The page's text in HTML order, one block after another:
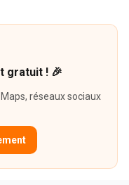
gratuit ! 🎉
réseaux sociaux